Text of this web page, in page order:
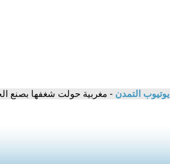
يوتيوب التمدن - مغربية حولت شغفها بصنع